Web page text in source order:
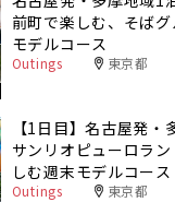
前町で楽しむ、そば
モデルコース
Outings 東京都
【1日目】名古屋発・
サンリオピューロラ
しむ週末モデルコース
Outings 東京都